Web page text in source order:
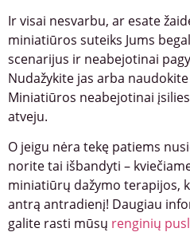
Ir visai nesvarbu, ar esate
miniatiūros suteiks Jums
scenarijus ir neabejotinai
Nudažykite jas arba
Miniatiūros neabejotinai
atveju.
O jeigu nėra tekę patiems
norite tai išbandyti –
miniatiūrų dažymo terapijos,
antrą antradienį! Daugiau
galite rasti mūsų renginių